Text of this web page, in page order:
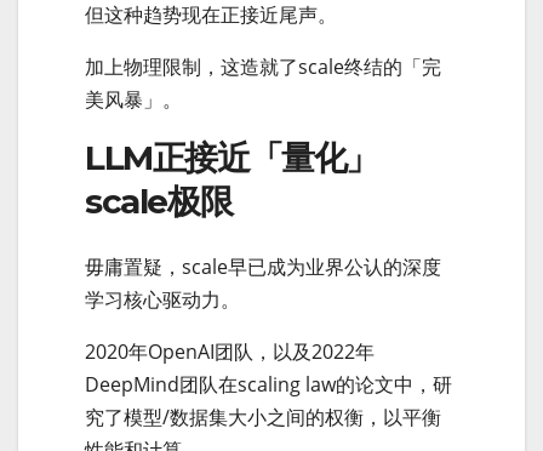
但这种趋势现在正接近尾声。
加上物理限制，这造就了scale终结的「完
美风暴」。
LLM正接近「量化」
scale极限
毋庸置疑，scale早已成为业界公认的深度
学习核心驱动力。
2020年OpenAI团队，以及2022年
DeepMind团队在scaling law的论文中，研
究了模型/数据集大小之间的权衡，以平衡